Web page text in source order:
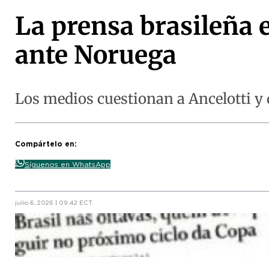
La prensa brasileña
ante Noruega
Los medios cuestionan a Ancelotti
Compártelo en:
Síguenos en WhatsApp
julio 6, 2026 | 09:42 ECT